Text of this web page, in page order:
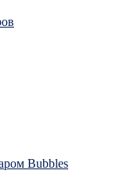
Bubbles